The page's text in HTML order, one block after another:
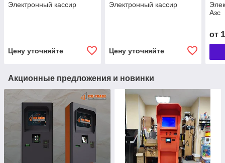
Электронный кассир
Цену уточняйте
Электронный кассир
Цену уточняйте
Азс
от
Акционные предложения и новинки